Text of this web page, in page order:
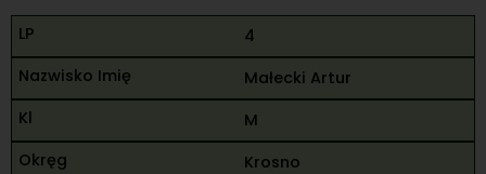
4
Małecki Artur
M
Krosno